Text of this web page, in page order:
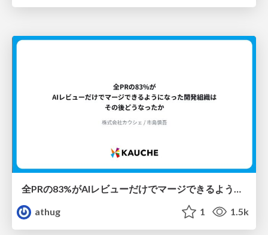
全PRの83%がAIレビューだけでマージできるようになった開発組織はその後どうなったか
athug
1 1.5k